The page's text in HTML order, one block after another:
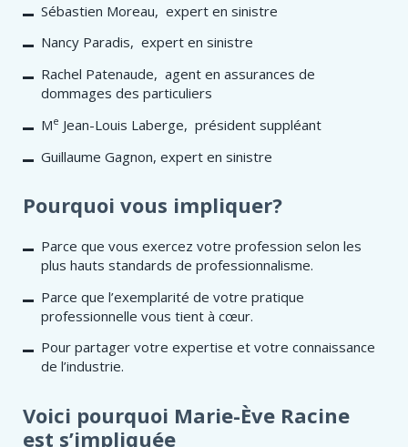
Sébastien Moreau, expert en sinistre
Nancy Paradis, expert en sinistre
Rachel Patenaude, agent en assurances de
dommages des particuliers
Me Jean-Louis Laberge, président suppléant
Guillaume Gagnon, expert en sinistre
Pourquoi vous impliquer?
Parce que vous exercez votre profession selon les
plus hauts standards de professionnalisme.
Parce que l’exemplarité de votre pratique
professionnelle vous tient à cœur.
Pour partager votre expertise et votre connaissance
de l’industrie.
Voici pourquoi Marie-Ève Racine
est s’impliquée